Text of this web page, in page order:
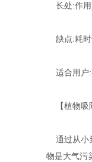
长处:作用
缺点:耗时
适合用户:
【植物吸
通过从小
物是大气污